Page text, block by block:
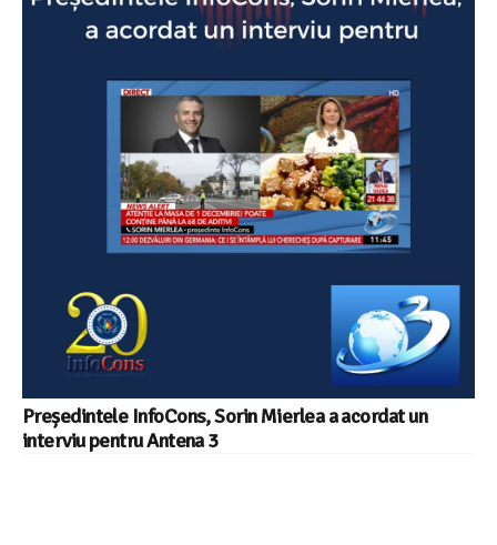
Președintele InfoCons, Sorin Mierlea a acordat un
interviu pentru Antena 3